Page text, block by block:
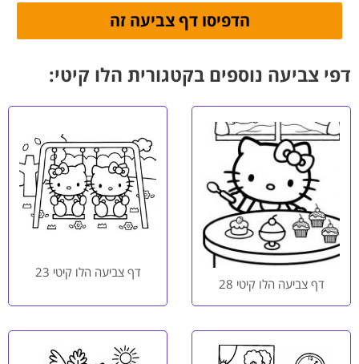
דפי צביעה נוספים בקטגורית הלו קיטי:
דף צביעה הלו קיטי 28
דף צביעה הלו קיטי 23